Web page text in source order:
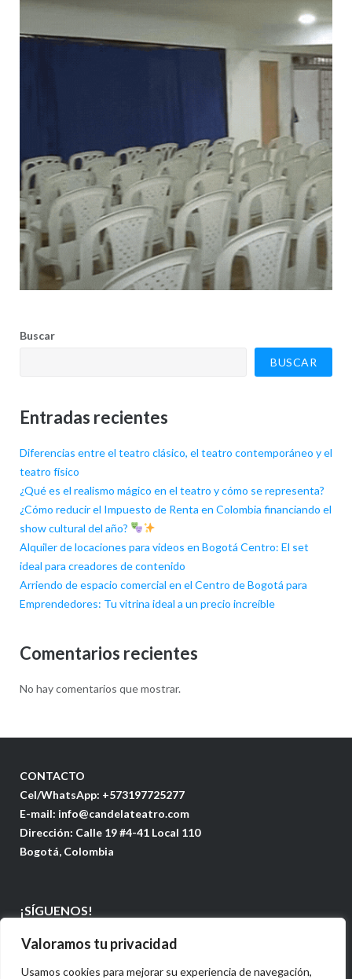
Valoramos tu privacidad
Usamos cookies para mejorar su experiencia de navegación,
Buscar
BUSCAR
Entradas recientes
Diferencias entre el teatro clásico, el teatro contemporáneo y el
teatro físico
¿Qué es el realismo mágico en el teatro y cómo se representa?
¿Cómo reducir el Impuesto de Renta en Colombia financiando el
show cultural del año?
Alquiler de locaciones para videos en Bogotá Centro: El set
ideal para creadores de contenido
Arriendo de espacio comercial en el Centro de Bogotá para
Emprendedores: Tu vitrina ideal a un precio increíble
Comentarios recientes
No hay comentarios que mostrar.
CONTACTO
Cel/WhatsApp: +573197725277
E-mail: info@candelateatro.com
Dirección: Calle 19 #4-41 Local 110
Bogotá, Colombia
¡SÍGUENOS!